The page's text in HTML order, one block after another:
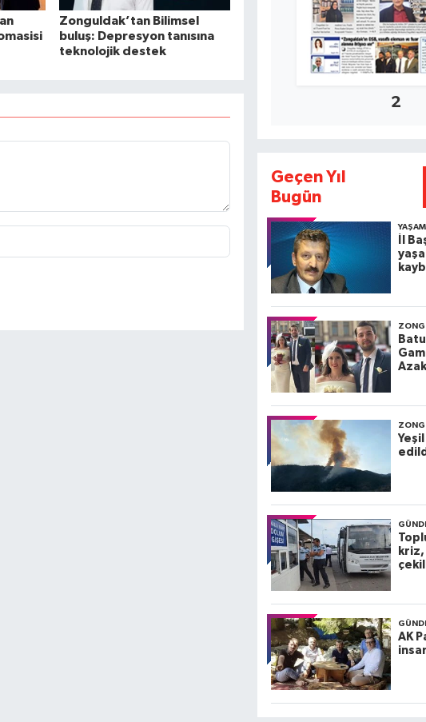
Zonguldak’tan Bilimsel
buluş: Depresyon tanısına
teknolojik destek
2
Geçen Yıl
Bugün
YAŞAM
İl
AK